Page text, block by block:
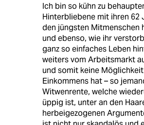
Ich bin so kühn zu
Hinterbliebene mit ihren 62
den jüngsten Mitmenschen
und ebenso, wie ihr
ganz so einfaches Leben
weiters vom Arbeitsmarkt
und somit keine
Einkommens hat – so
Witwenrente, welche
üppig ist, unter an den
herbeigezogenen